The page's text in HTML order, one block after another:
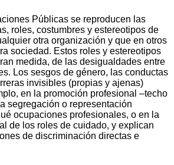
Públicas se reproducen las
roles, costumbres y estereotipos de
otra organización y que en otros
sociedad. Estos roles y estereotipos
medida, de las desigualdades entre
Los sesgos de género, las conductas
invisibles (propias y ajenas)
en la promoción profesional –techo
segregación o representación
ocupaciones profesionales, o en la
de los roles de cuidado, y explican
de discriminación directas e